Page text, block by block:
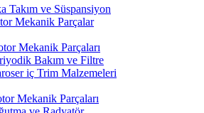
Takım ve Süspansiyon
Mekanik Parçalar
Mekanik Parçaları
Bakım ve Filtre
iç Trim Malzemeleri
Mekanik Parçaları